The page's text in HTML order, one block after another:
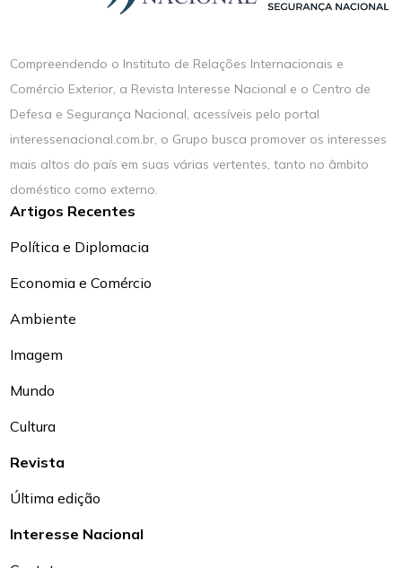
Compreendendo o Instituto de Relações Internacionais e
Comércio Exterior, a Revista Interesse Nacional e o Centro de
Defesa e Segurança Nacional, acessíveis pelo portal
interessenacional.com.br, o Grupo busca promover os interesses
mais altos do país em suas várias vertentes, tanto no âmbito
doméstico como externo.
Artigos Recentes
Política e Diplomacia
Economia e Comércio
Ambiente
Imagem
Mundo
Cultura
Revista
Última edição
Interesse Nacional